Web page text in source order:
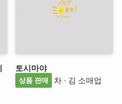
토시마야
상품 판매 차 · 김 소매업